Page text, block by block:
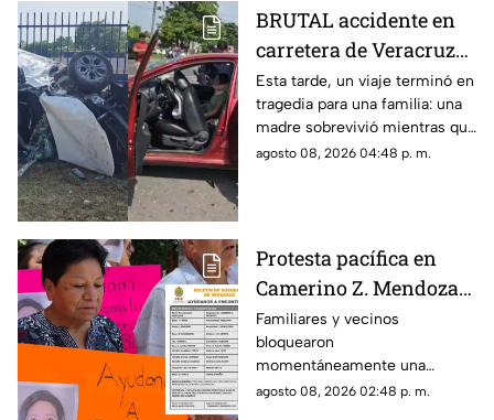
BRUTAL accidente en
carretera de Veracruz
deja a joven MUERTO y
a su madre gravemente
herida; buscan a sus
familiares
Esta tarde, un viaje terminó en
tragedia para una familia: una
madre sobrevivió mientras que
su hijo murió tras el fuerte
agosto 08, 2026 04:48 p. m.
Protesta pacífica en
Camerino Z. Mendoza
por desaparición de
comerciante; ¿qué exige
su familia?
Familiares y vecinos
bloquearon
momentáneamente una
avenida de Camerino Z.
agosto 08, 2026 02:48 p. m.